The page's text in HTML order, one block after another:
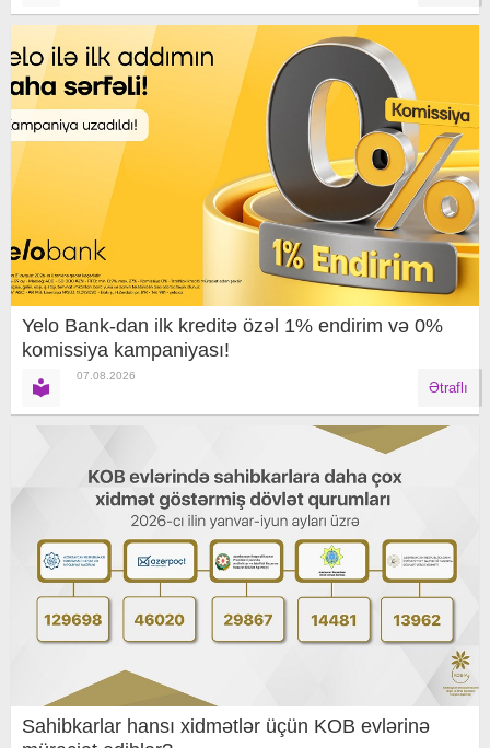
Yelo Bank-dan ilk kreditə özəl 1% endirim və 0%
komissiya kampaniyası!
07.08.2026
Ətraflı
Sahibkarlar hansı xidmətlər üçün KOB evlərinə